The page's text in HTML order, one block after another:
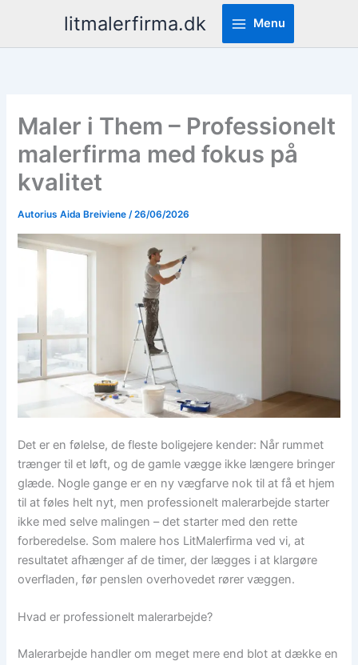
turinio
litmalerfirma.dk Menu
Maler i Them – Professionelt
malerfirma med fokus på
kvalitet
Autorius Aida Breiviene/26/06/2026
Det er en følelse, de fleste boligejere kender: Når rummet
trænger til et løft, og de gamle vægge ikke længere bringer
glæde. Nogle gange er en ny vægfarve nok til at få et hjem
til at føles helt nyt, men professionelt malerarbejde starter
ikke med selve malingen – det starter med den rette
forberedelse. Som malere hos LitMalerfirma ved vi, at
resultatet afhænger af de timer, der lægges i at klargøre
overfladen, før penslen overhovedet rører væggen.
Hvad er professionelt malerarbejde?
Malerarbejde handler om meget mere end blot at dække en